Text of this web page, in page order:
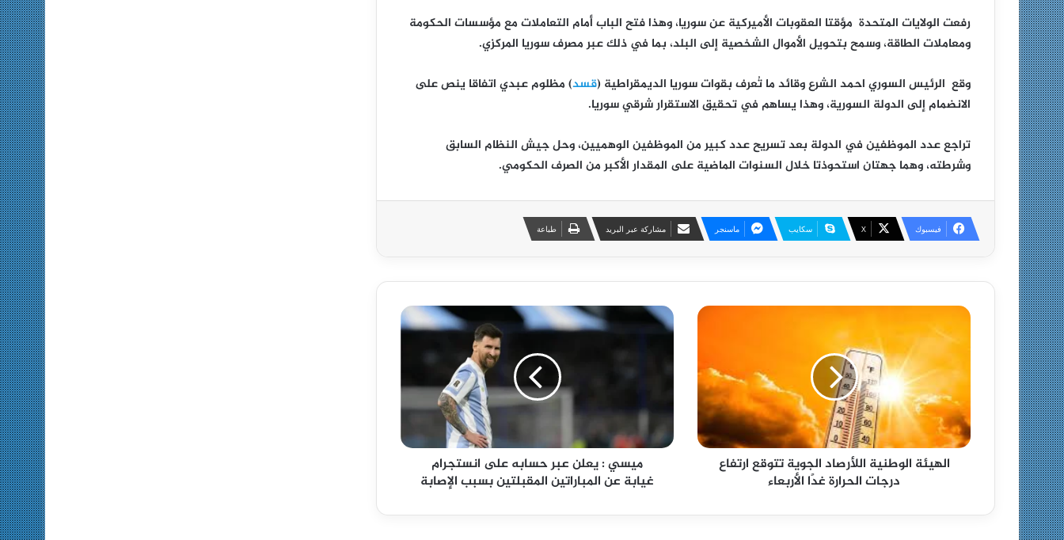
رفعت الولايات المتحدة مؤقتا العقوبات الأميركية عن سوريا، وهذا فتح الباب أمام التعاملات مع مؤسسات الحكومة
ومعاملات الطاقة، وسمح بتحويل الأموال الشخصية إلى البلد، بما في ذلك عبر مصرف سوريا المركزي.
وقع الرئيس السوري احمد الشرع وقائد ما تُعرف بقوات سوريا الديمقراطية (قسد) مظلوم عبدي اتفاقا ينص على
الانضمام إلى الدولة السورية، وهذا يساهم في تحقيق الاستقرار شرقي سوريا.
تراجع عدد الموظفين في الدولة بعد تسريح عدد كبير من الموظفين الوهميين، وحل جيش النظام السابق
وشرطته، وهما جهتان استحوذتا خلال السنوات الماضية على المقدار الأكبر من الصرف الحكومي.
فيسبوك X سكايب ماسنجر مشاركة عبر البريد طباعة
الهيئة الوطنية اللأرصاد الجوية تتوقع ارتفاع
درجات الحرارة غدًا الأربعاء
ميسي : يعلن عبر حسابه على انستجرام
غيابة عن المباراتين المقبلتين بسبب الإصابة